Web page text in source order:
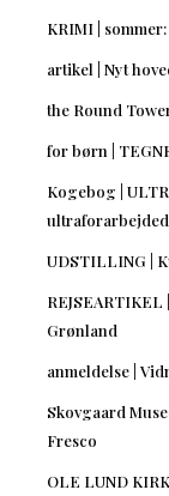
KRIMI |
artikel | Nyt
the Round
for børn |
Kogebog |
UDSTILLING |
Grønland
anmeldelse |
Skovgaard
Fresco
OLE LUND